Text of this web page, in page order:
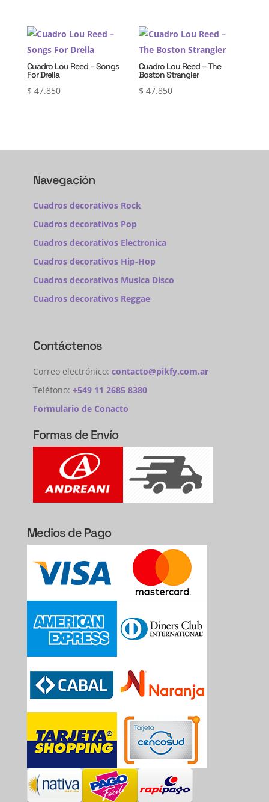
Cuadro Lou Reed – Songs
For Drella
$ 47.850
Cuadro Lou Reed – The
Boston Strangler
$ 47.850
Navegación
Cuadros decorativos Rock
Cuadros decorativos Pop
Cuadros decorativos Electronica
Cuadros decorativos Hip-Hop
Cuadros decorativos Musica Disco
Cuadros decorativos Reggae
Contáctenos
Correo electrónico: contacto@pikfy.com.ar
Teléfono: +549 11 2685 8380
Formulario de Conacto
Formas de Envío
Medios de Pago